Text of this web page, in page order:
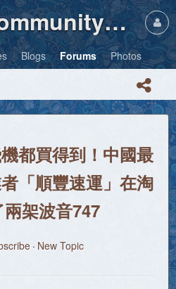
Insoler Community・Photos
Blogs Forums Photos
都買得到！中國最
「順豐速運」在淘
架波音747
New Topic